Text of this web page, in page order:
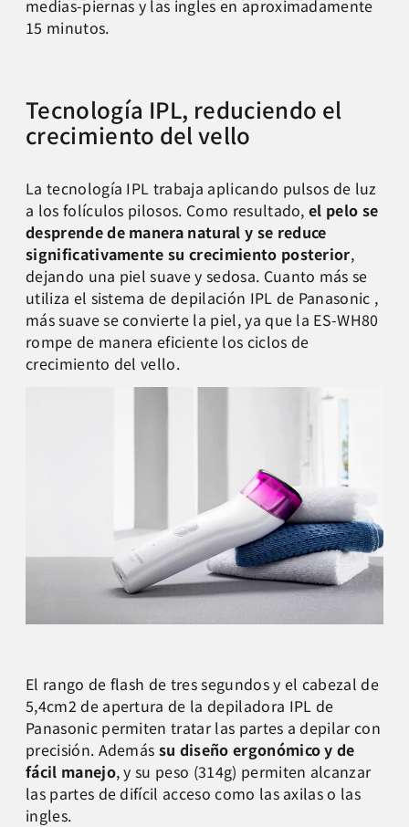
medias-piernas y las ingles en aproximadamente
15 minutos.
Tecnología IPL, reduciendo el
crecimiento del vello
La tecnología IPL trabaja aplicando pulsos de luz
a los folículos pilosos. Como resultado,el pelo se
desprende de manera natural y se reduce
significativamente su crecimiento posterior,
dejando una piel suave y sedosa. Cuanto más se
utiliza el sistema de depilación IPL de Panasonic ,
más suave se convierte la piel, ya que la ES-WH80
rompe de manera eficiente los ciclos de
crecimiento del vello.
El rango de flash de tres segundos y el cabezal de
5,4cm2 de apertura de la depiladora IPL de
Panasonic permiten tratar las partes a depilar con
precisión. Además su diseño ergonómico y de
fácil manejo, y su peso (314g) permiten alcanzar
las partes de difícil acceso como las axilas o las
ingles.